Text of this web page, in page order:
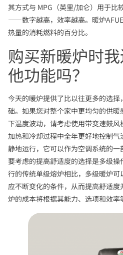
其方式与 MPG（英里/加仑）用于比
——数字越高，效率越高。暖炉
热量的消耗燃料的百分比。
购买新暖炉时
他功能吗？
今天的暖炉提供了比以往更多的选
础。如果您对整个家中更均匀的供
下温度波动，请考虑使用带变速鼓
加热和冷却过程中全年更好地控制
静地运行，它可以作为空调系统的
要考虑的提高舒适度的选择是多级
行的传统单级熔炉相比，多级暖炉
应不断变化的条件，从而提高舒适
炉的成本将根据其能力、选项和效率